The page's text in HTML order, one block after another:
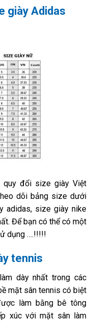
giày Adidas
quy đổi size giày Việt
dõi bảng size dưới
adidas, size giày nike
Để bạn có thể có một
dụng ….!!!!!
tennis
dày nhất trong các
mặt sân tennis có biệt
làm bằng bê tông
xúc với mặt sân làm